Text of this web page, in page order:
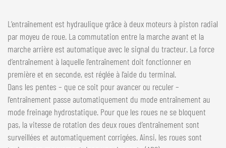
L’entraînement est hydraulique grâce à deux moteurs à piston radial
par moyeu de roue. La commutation entre la marche avant et la
marche arrière est automatique avec le signal du tracteur. La force
d’entraînement à laquelle l’entraînement doit fonctionner en
première et en seconde, est réglée à l’aide du terminal.
Dans les pentes – que ce soit pour avancer ou reculer –
l’entraînement passe automatiquement du mode entraînement au
mode freinage hydrostatique. Pour que les roues ne se bloquent
pas, la vitesse de rotation des deux roues d’entraînement sont
surveillées et automatiquement corrigées. Ainsi, les roues sont